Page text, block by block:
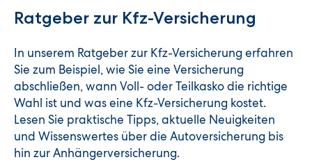
Ratgeber zur Kfz-Versicherung
In unserem Ratgeber zur Kfz-Versicherung erfahren
Sie zum Beispiel, wie Sie eine Versicherung
abschließen, wann Voll- oder Teilkasko die richtige
Wahl ist und was eine Kfz-Versicherung kostet.
Lesen Sie praktische Tipps, aktuelle Neuigkeiten
und Wissenswertes über die Autoversicherung bis
hin zur Anhängerversicherung.